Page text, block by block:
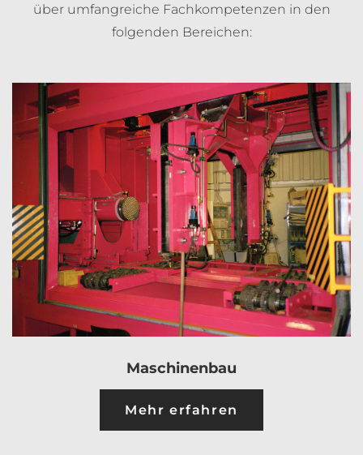
über umfangreiche Fachkompetenzen in den
folgenden Bereichen:
Maschinenbau
Mehr erfahren